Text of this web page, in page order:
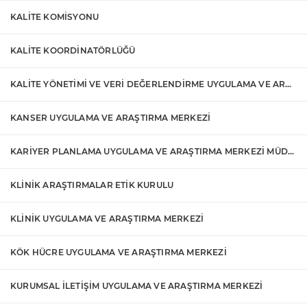
KALİTE KOMİSYONU
KALİTE KOORDİNATÖRLÜĞÜ
KALİTE YÖNETİMİ VE VERİ DEĞERLENDİRME UYGULAMA VE ARAŞTIRMA MERKEZİ
KANSER UYGULAMA VE ARAŞTIRMA MERKEZİ
KARİYER PLANLAMA UYGULAMA VE ARAŞTIRMA MERKEZİ MÜDÜRLÜĞÜ
KLİNİK ARAŞTIRMALAR ETİK KURULU
KLİNİK UYGULAMA VE ARAŞTIRMA MERKEZİ
KÖK HÜCRE UYGULAMA VE ARAŞTIRMA MERKEZİ
KURUMSAL İLETİŞİM UYGULAMA VE ARAŞTIRMA MERKEZİ